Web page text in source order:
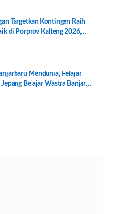
Targetkan Kontingen Raih
di Porprov Kalteng 2026,
Mendunia, Pelajar
Belajar Wastra Banjar